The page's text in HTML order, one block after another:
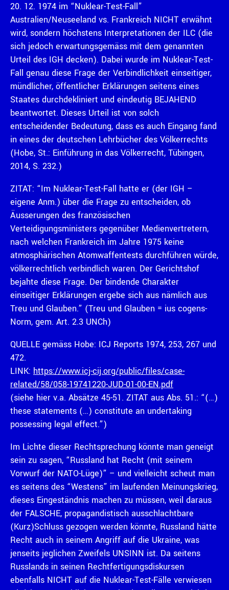
20. 12. 1974 im “Nuklear-Test-Fall”
Australien/Neuseeland vs. Frankreich NICHT erwähnt
wird, sondern höchstens Interpretationen der ILC (die
sich jedoch erwartungsgemäss mit dem genannten
Urteil des IGH decken). Dabei wurde im Nuklear-Test-
Fall genau diese Frage der Verbindlichkeit einseitiger,
mündlicher, öffentlicher Erklärungen seitens eines
Staates durchdekliniert und eindeutig BEJAHEND
beantwortet. Dieses Urteil ist von solch
entscheidender Bedeutung, dass es auch Eingang fand
in eines der deutschen Lehrbücher des Völkerrechts
(Hobe, St.: Einführung in das Völkerrecht, Tübingen,
2014, S. 232.)
ZITAT: “Im Nuklear-Test-Fall hatte er (der IGH –
eigene Anm.) über die Frage zu entscheiden, ob
Äusserungen des französischen
Verteidigungsministers gegenüber Medienvertretern,
nach welchen Frankreich im Jahre 1975 keine
atmosphärischen Atomwaffentests durchführen würde,
völkerrechtlich verbindlich waren. Der Gerichtshof
bejahte diese Frage. Der bindende Charakter
einseitiger Erklärungen ergebe sich aus nämlich aus
Treu und Glauben.” (Treu und Glauben = ius cogens-
Norm, gem. Art. 2.3 UNCh)
QUELLE gemäss Hobe: ICJ Reports 1974, 253, 267 und
472.
LINK: https://www.icj-cij.org/public/files/case-
related/58/058-19741220-JUD-01-00-EN.pdf
(siehe hier v.a. Absätze 45-51. ZITAT aus Abs. 51.: “(…)
these statements (…) constitute an undertaking
possessing legal effect.”)
Im Lichte dieser Rechtsprechung könnte man geneigt
sein zu sagen, “Russland hat Recht (mit seinem
Vorwurf der NATO-Lüge)” – und vielleicht scheut man
es seitens des “Westens” im laufenden Meinungskrieg,
dieses Eingeständnis machen zu müssen, weil daraus
der FALSCHE, propagandistisch ausschlachtbare
(Kurz)Schluss gezogen werden könnte, Russland hätte
Recht auch in seinem Angriff auf die Ukraine, was
jenseits jeglichen Zweifels UNSINN ist. Da seitens
Russlands in seinen Rechtfertigungsdiskursen
ebenfalls NICHT auf die Nuklear-Test-Fälle verwiesen